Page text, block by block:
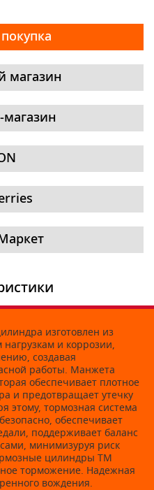
магазин
магазин
изготовлен из
нагрузкам и коррозии,
создавая
работы. Манжета
обеспечивает плотное
и предотвращает утечку
этому, тормозная система
обеспечивает
поддерживает баланс
минимизуруя риск
цилиндры ТМ
торможение. Надежная
вождения.